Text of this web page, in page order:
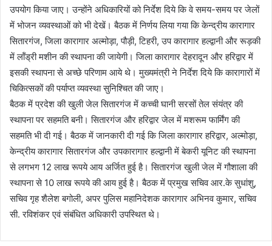
उपयोग किया जाए। उन्होंने अधिकारियों को निर्देश दिये कि वे समय-समय पर जेलों
में भोजन व्यवस्थाओं को भी देखें। बैठक में निर्णय लिया गया कि केन्द्रीय कारागार
सितारगंज, जिला कारागार अल्मोड़ा, पौड़ी, टिहरी, उप कारागार हल्द्वानी और रूड़की
में लॉंड्री मशीन की स्थापना की जायेगी। जिला कारागार देहरादून और हरिद्वार में
इसकी स्थापना से अच्छे परिणाम आये थे। मुख्यमंत्री ने निर्देश दिये कि कारागारों में
चिकित्सकों की पर्याप्त व्यवस्था सुनिश्चित की जाए।
बैठक में प्रदेश की खुली जेल सितारगंज में कच्ची घानी सरसों तेल संयंत्र की
स्थापना पर सहमति बनी। सितारगंज और हरिद्वार जेल में मशरूम फार्मिंग की
सहमति भी दी गई। बैठक में जानकारी दी गई कि जिला कारागार हरिद्वार, अल्मोड़ा,
केन्द्रीय कारागार सितारगंज और उपकारागार हल्द्वानी में बेकरी यूनिट की स्थापना
से लगभग 12 लाख रूपये आय अर्जित हुई है। सितारगंज खुली जेल में गौशाला की
स्थापना से 10 लाख रूपये की आय हुई है। बैठक में प्रमुख सचिव आर.के सुधांशु,
सचिव गृह शैलेश बगोली, अपर पुलिस महानिदेशक कारागार अभिनव कुमार, सचिव
सी. रविशंकर एवं संबंधित अधिकारी उपस्थित थे।